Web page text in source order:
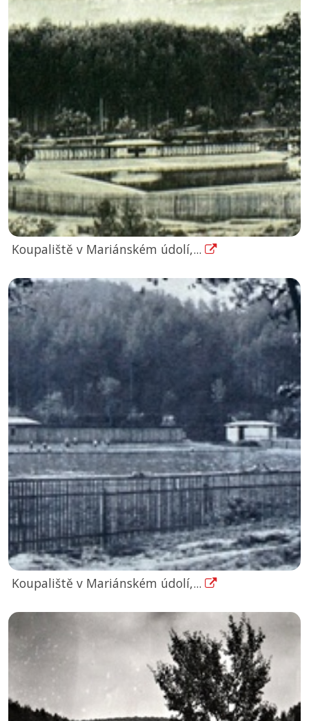
Koupaliště v Mariánském údolí,...
Koupaliště v Mariánském údolí,...